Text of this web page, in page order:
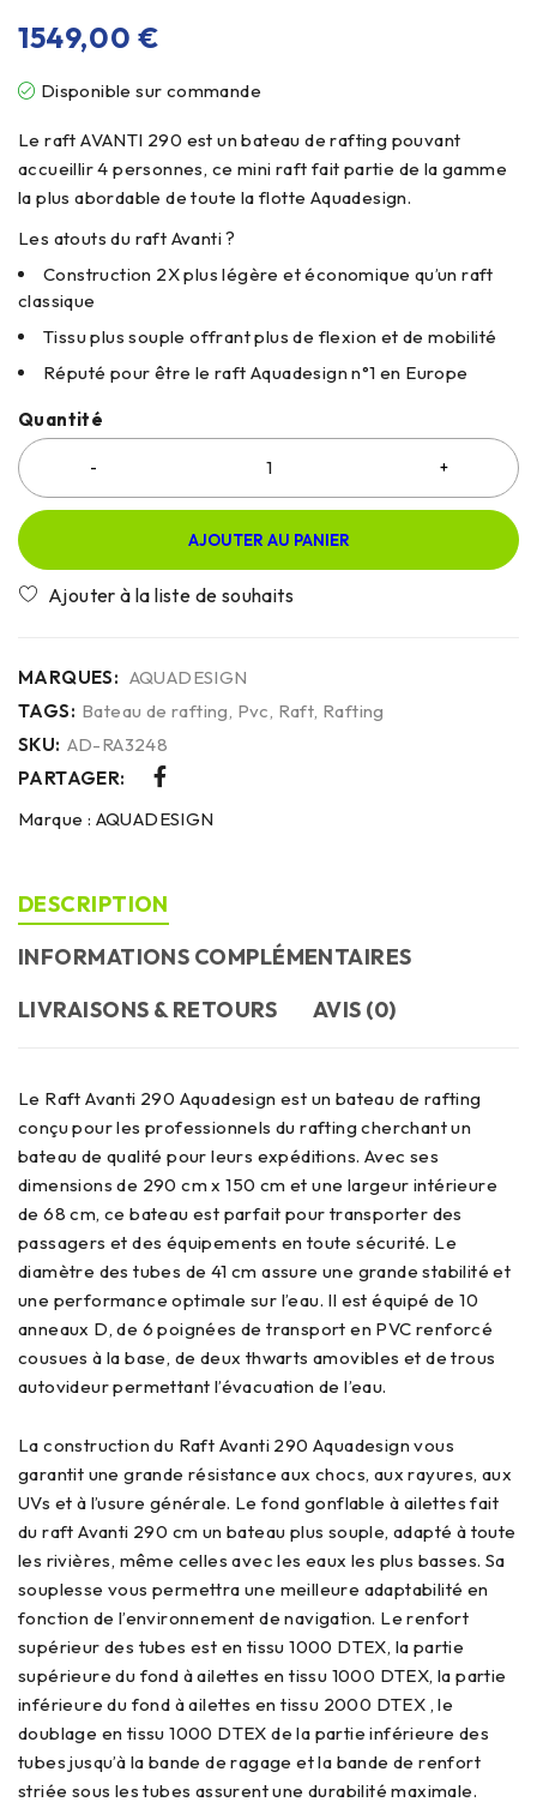
1549,00 €
Disponible sur commande
Le raft AVANTI 290 est un bateau de rafting pouvant
accueillir 4 personnes, ce mini raft fait partie de la gamme
la plus abordable de toute la flotte Aquadesign.
Les atouts du raft Avanti ?
Construction 2X plus légère et économique qu’un raft
classique
Tissu plus souple offrant plus de flexion et de mobilité
Réputé pour être le raft Aquadesign n°1 en Europe
Quantité
AJOUTER AU PANIER
MARQUES: AQUADESIGN
TAGS: Bateau de rafting, Pvc, Raft, Rafting
SKU: AD-RA3248
PARTAGER:
Marque : AQUADESIGN
DESCRIPTION
INFORMATIONS COMPLÉMENTAIRES
LIVRAISONS & RETOURS
AVIS (0)
Le Raft Avanti 290 Aquadesign est un bateau de rafting
conçu pour les professionnels du rafting cherchant un
bateau de qualité pour leurs expéditions. Avec ses
dimensions de 290 cm x 150 cm et une largeur intérieure
de 68 cm, ce bateau est parfait pour transporter des
passagers et des équipements en toute sécurité. Le
diamètre des tubes de 41 cm assure une grande stabilité et
une performance optimale sur l’eau. Il est équipé de 10
anneaux D, de 6 poignées de transport en PVC renforcé
cousues à la base, de deux thwarts amovibles et de trous
autovideur permettant l’évacuation de l’eau.
La construction du Raft Avanti 290 Aquadesign vous
garantit une grande résistance aux chocs, aux rayures, aux
UVs et à l’usure générale. Le fond gonflable à ailettes fait
du raft Avanti 290 cm un bateau plus souple, adapté à toute
les rivières, même celles avec les eaux les plus basses. Sa
souplesse vous permettra une meilleure adaptabilité en
fonction de l’environnement de navigation. Le renfort
supérieur des tubes est en tissu 1000 DTEX, la partie
supérieure du fond à ailettes en tissu 1000 DTEX, la partie
inférieure du fond à ailettes en tissu 2000 DTEX , le
doublage en tissu 1000 DTEX de la partie inférieure des
tubes jusqu’à la bande de ragage et la bande de renfort
striée sous les tubes assurent une durabilité maximale.